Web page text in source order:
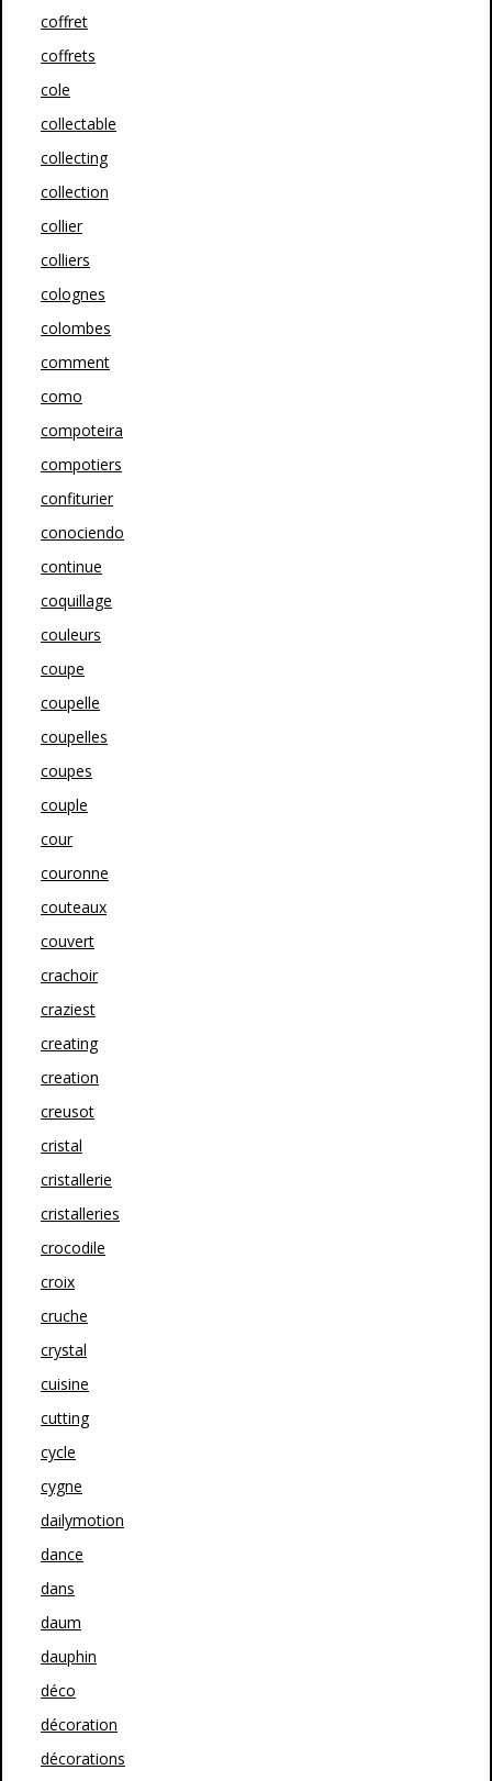
coffret
coffrets
cole
collectable
collecting
collection
collier
colliers
colognes
colombes
comment
como
compoteira
compotiers
confiturier
conociendo
continue
coquillage
couleurs
coupe
coupelle
coupelles
coupes
couple
cour
couronne
couteaux
couvert
crachoir
craziest
creating
creation
creusot
cristal
cristallerie
cristalleries
crocodile
croix
cruche
crystal
cuisine
cutting
cycle
cygne
dailymotion
dance
dans
daum
dauphin
déco
décoration
décorations